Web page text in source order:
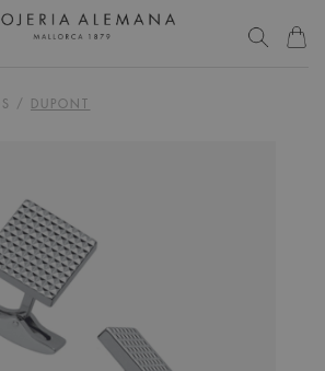
/ DUPONT